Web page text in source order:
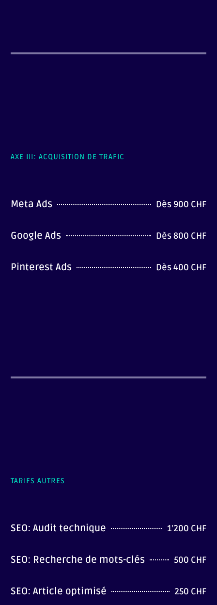
AXE III: ACQUISITION DE TRAFIC
Meta Ads Dès 900 CHF
Google Ads Dès 800 CHF
Pinterest Ads Dès 400 CHF
TARIFS AUTRES
SEO: Audit technique 1'200 CHF
SEO: Recherche de mots-clés 500 CHF
SEO: Article optimisé 250 CHF